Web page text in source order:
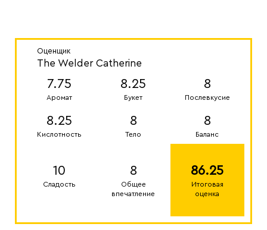
Оценщик
The Welder Catherine
7.75
Аромат
8.25
Букет
8
Послевкусие
8.25
Кислотность
8
Тело
8
Баланс
10
Сладость
8
Общее
впечатление
86.25
Итоговая
оценка